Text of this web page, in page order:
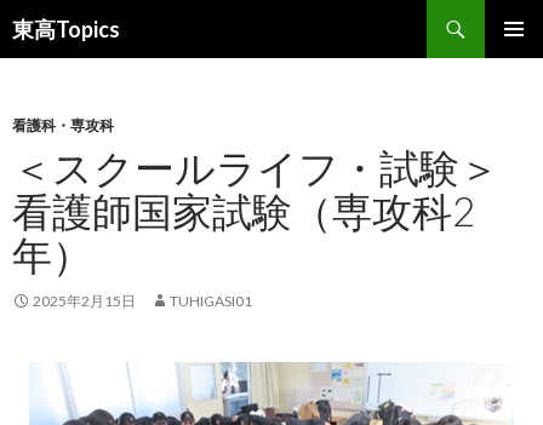
東高Topics
検
索
ン
へ
ス
キ
ッ
看護科・専攻科
＜スクールライフ・試験＞
看護師国家試験（専攻科2
年）
2025年2月15日 TUHIGASI01